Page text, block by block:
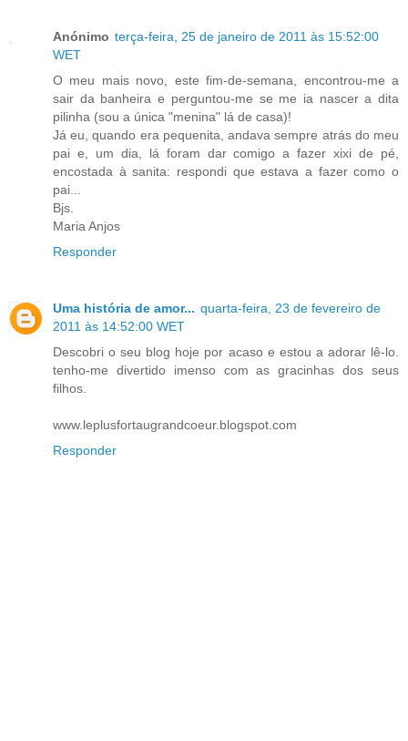
Anónimo terça-feira, 25 de janeiro de 2011 às 15:52:00
WET
O meu mais novo, este fim-de-semana, encontrou-me a
sair da banheira e perguntou-me se me ia nascer a dita
pilinha (sou a única "menina" lá de casa)!
Já eu, quando era pequenita, andava sempre atrás do meu
pai e, um dia, lá foram dar comigo a fazer xixi de pé,
encostada à sanita: respondi que estava a fazer como o
pai...
Bjs.
Maria Anjos
Responder
Uma história de amor... quarta-feira, 23 de fevereiro de
2011 às 14:52:00 WET
Descobri o seu blog hoje por acaso e estou a adorar lê-lo.
tenho-me divertido imenso com as gracinhas dos seus
filhos.
www.leplusfortaugrandcoeur.blogspot.com
Responder